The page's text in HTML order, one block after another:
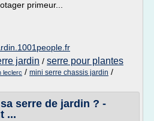
primeur...
jardin / serre pour plantes
leclerc / mini serre chassis jardin /
serre de jardin ? -
...